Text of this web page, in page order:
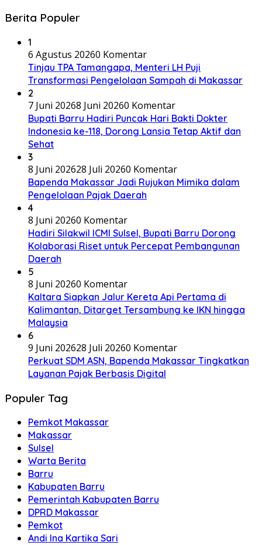
Berita Populer
1
6 Agustus 20260 Komentar
Tinjau TPA Tamangapa, Menteri LH Puji
Transformasi Pengelolaan Sampah di Makassar
2
7 Juni 20268 Juni 20260 Komentar
Bupati Barru Hadiri Puncak Hari Bakti Dokter
Indonesia ke-118, Dorong Lansia Tetap Aktif dan
Sehat
3
8 Juni 202628 Juli 20260 Komentar
Bapenda Makassar Jadi Rujukan Mimika dalam
Pengelolaan Pajak Daerah
4
8 Juni 20260 Komentar
Hadiri Silakwil ICMI Sulsel, Bupati Barru Dorong
Kolaborasi Riset untuk Percepat Pembangunan
Daerah
5
8 Juni 20260 Komentar
Kaltara Siapkan Jalur Kereta Api Pertama di
Kalimantan, Ditarget Tersambung ke IKN hingga
Malaysia
6
9 Juni 202628 Juli 20260 Komentar
Perkuat SDM ASN, Bapenda Makassar Tingkatkan
Layanan Pajak Berbasis Digital
Populer Tag
Pemkot Makassar
Makassar
Sulsel
Warta Berita
Barru
Kabupaten Barru
Pemerintah Kabupaten Barru
DPRD Makassar
Pemkot
Andi Ina Kartika Sari